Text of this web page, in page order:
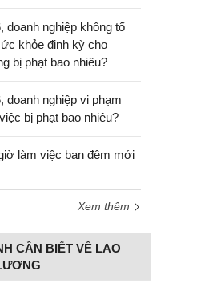
doanh nghiệp không tổ
khỏe định kỳ cho
bị phạt bao nhiêu?
doanh nghiệp vi phạm
bị phạt bao nhiêu?
làm việc ban đêm mới
Xem thêm
CẦN BIẾT VỀ LAO